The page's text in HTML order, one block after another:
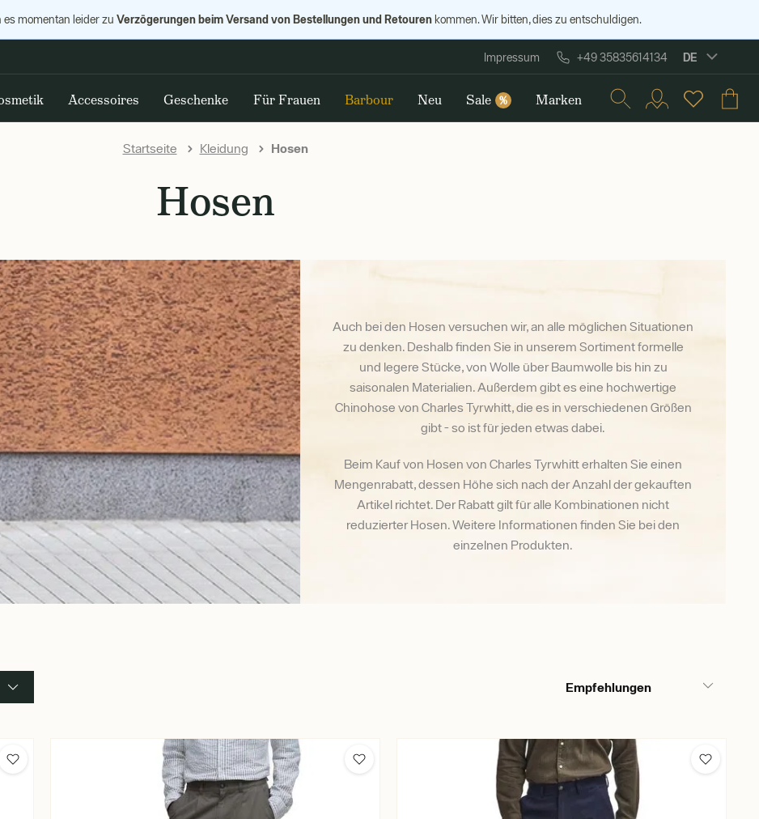
es momentan leider zu Verzögerungen beim Versand von Bestellungen und Retourenkommen. Wir bitten, dies zu entschuldigen.
Impressum +49 35835614134 DE
Accessoires Geschenke Für Frauen Barbour Neu Sale % Marken
Startseite Kleidung Hosen
Hosen
Auch bei den Hosen versuchen wir, an alle möglichen Situationen
zu denken. Deshalb finden Sie in unserem Sortiment formelle
und legere Stücke, von Wolle über Baumwolle bis hin zu
saisonalen Materialien. Außerdem gibt es eine hochwertige
Chinohose von Charles Tyrwhitt, die es in verschiedenen Größen
gibt - so ist für jeden etwas dabei.
Beim Kauf von Hosen von Charles Tyrwhitt erhalten Sie einen
Mengenrabatt, dessen Höhe sich nach der Anzahl der gekauften
Artikel richtet. Der Rabatt gilt für alle Kombinationen nicht
reduzierter Hosen. Weitere Informationen finden Sie bei den
einzelnen Produkten.
Empfehlungen